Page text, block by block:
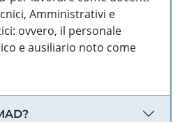
Amministrativi e
ovvero, il personale
e ausiliario noto come